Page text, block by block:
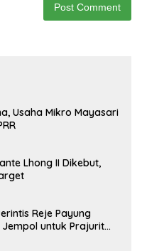
Usaha Mikro Mayasari
Lhong II Dikebut,
Reje Payung
Jempol untuk Prajurit